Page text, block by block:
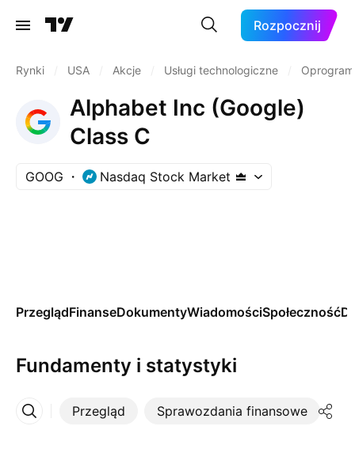
Rozpocznij
Rynki USA Akcje Usługi technologiczne
Alphabet Inc (Google)
Class C
GOOG Nasdaq Stock Market
PrzeglądFinanseDokumentyWiadomościSpołeczność
Fundamenty i statystyki
Przegląd Sprawozdania finansowe
Więcej